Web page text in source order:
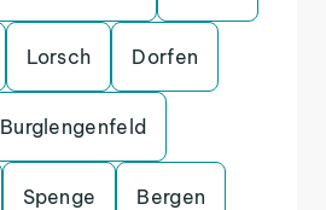
Lorsch Dorfen
Burglengenfeld
Spenge Bergen